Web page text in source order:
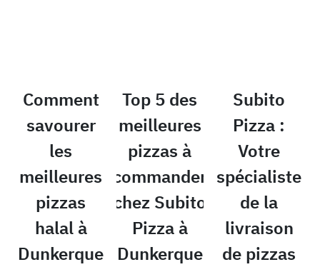
Comment
savourer
les
meilleures
pizzas
halal à
Dunkerque
Top 5 des
meilleures
pizzas à
commander
chez Subito
Pizza à
Dunkerque
Subito
Pizza :
Votre
spécialiste
de la
livraison
de pizzas